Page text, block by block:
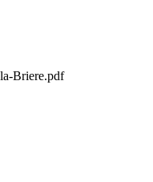
Briere.pdf